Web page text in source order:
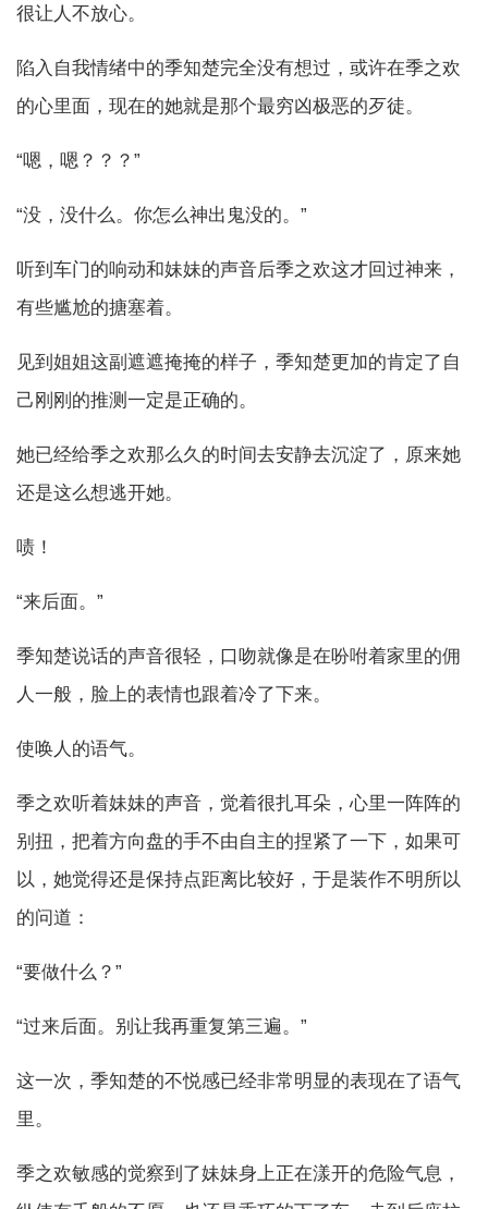
很让人不放心。
陷入自我情绪中的季知楚完全没有想过，或许在季之欢
的心里面，现在的她就是那个最穷凶极恶的歹徒。
“嗯，嗯？？？”
“没，没什么。你怎么神出鬼没的。”
听到车门的响动和妹妹的声音后季之欢这才回过神来，
有些尴尬的搪塞着。
见到姐姐这副遮遮掩掩的样子，季知楚更加的肯定了自
己刚刚的推测一定是正确的。
她已经给季之欢那么久的时间去安静去沉淀了，原来她
还是这么想逃开她。
啧！
“来后面。”
季知楚说话的声音很轻，口吻就像是在吩咐着家里的佣
人一般，脸上的表情也跟着冷了下来。
使唤人的语气。
季之欢听着妹妹的声音，觉着很扎耳朵，心里一阵阵的
别扭，把着方向盘的手不由自主的捏紧了一下，如果可
以，她觉得还是保持点距离比较好，于是装作不明所以
的问道：
“要做什么？”
“过来后面。别让我再重复第三遍。”
这一次，季知楚的不悦感已经非常明显的表现在了语气
里。
季之欢敏感的觉察到了妹妹身上正在漾开的危险气息，